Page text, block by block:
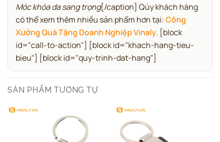
Móc khóa da sang trọng[/caption] Qúy khách hàng
có thể xem thêm nhiều sản phẩm hơn tại:Công
Xưởng Quà Tặng Doanh Nghiệp Vinaly. [block
id="call-to-action"] [block id="khach-hang-tieu-
bieu"] [block id="quy-trinh-dat-hang"]
SẢN PHẨM TƯƠNG TỰ